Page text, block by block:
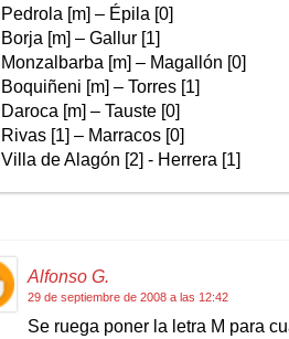
Pedrola [m] – Épila [0]
Borja [m] – Gallur [1]
Monzalbarba [m] – Magallón [0]
Boquiñeni [m] – Torres [1]
Daroca [m] – Tauste [0]
Rivas [1] – Marracos [0]
Villa de Alagón [2] - Herrera [1]
Alfonso G.
29 de septiembre de 2008 a las 12:42
Se ruega poner la letra M para